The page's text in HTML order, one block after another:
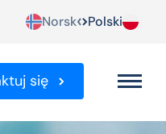
Norsk Polski
się